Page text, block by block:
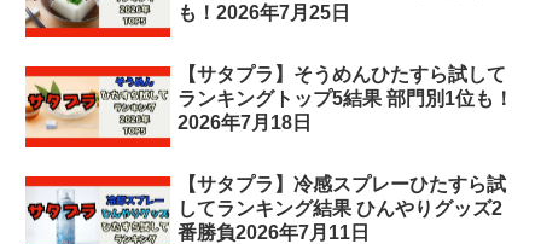
も！2026年7月25日
【サタプラ】そうめんひたすら試して
ランキングトップ5結果 部門別1位も！
2026年7月18日
【サタプラ】冷感スプレーひたすら試
してランキング結果 ひんやりグッズ2
番勝負2026年7月11日